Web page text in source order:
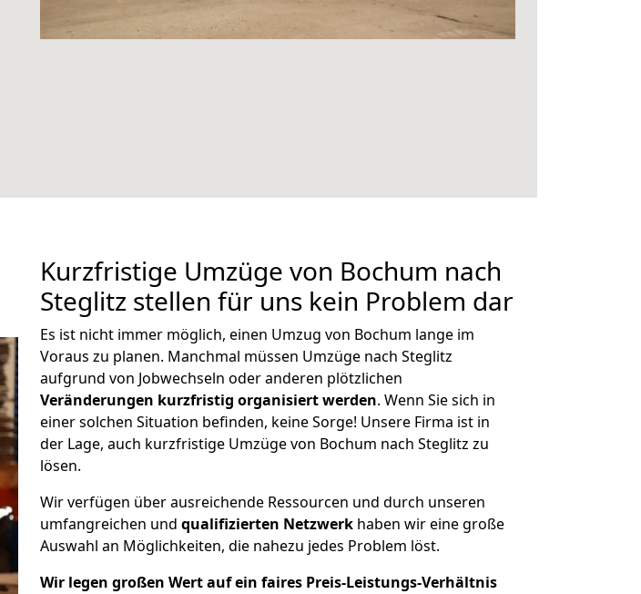
Kurzfristige Umzüge von Bochum nach
Steglitz stellen für uns kein Problem dar
Es ist nicht immer möglich, einen Umzug von Bochum lange im
Voraus zu planen. Manchmal müssen Umzüge nach Steglitz
aufgrund von Jobwechseln oder anderen plötzlichen
Veränderungen kurzfristig organisiert werden. Wenn Sie sich in
einer solchen Situation befinden, keine Sorge! Unsere Firma ist in
der Lage, auch kurzfristige Umzüge von Bochum nach Steglitz zu
lösen.
Wir verfügen über ausreichende Ressourcen und durch unseren
umfangreichen und qualifizierten Netzwerk haben wir eine große
Auswahl an Möglichkeiten, die nahezu jedes Problem löst.
Wir legen großen Wert auf ein faires Preis-Leistungs-Verhältnis